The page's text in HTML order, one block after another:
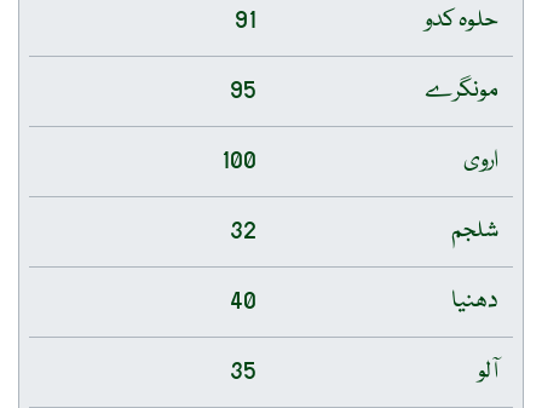
حلوہ کدو
91
مونگرے
95
اروی
100
شلجم
32
دھنیا
40
آلو
35